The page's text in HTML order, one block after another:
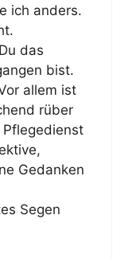
ich anders.
das
bist.
allem ist
rüber
Gedanken
Segen